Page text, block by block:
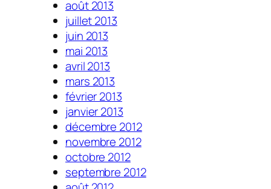
août 2013
juillet 2013
juin 2013
mai 2013
avril 2013
mars 2013
février 2013
janvier 2013
décembre 2012
novembre 2012
octobre 2012
septembre 2012